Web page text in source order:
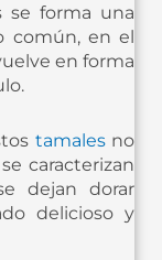
se forma una
común, en el
en forma
tamales no
caracterizan
dejan dorar
delicioso y